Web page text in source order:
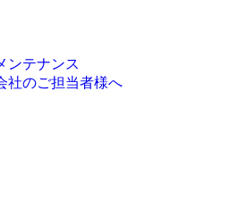
ンテナンス
社のご担当者様へ